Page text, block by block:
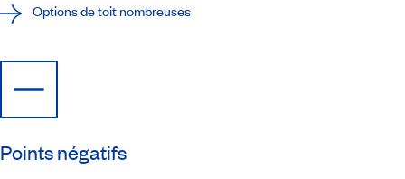
Options de toit nombreuses
Points négatifs